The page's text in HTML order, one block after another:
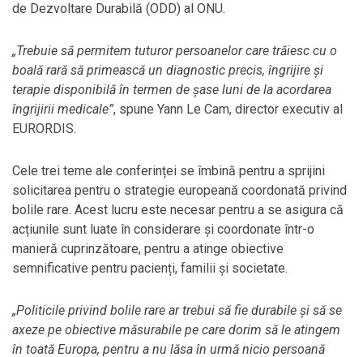
de Dezvoltare Durabilă (ODD) al ONU.
„Trebuie să permitem tuturor persoanelor care trăiesc cu o
boală rară să primească un diagnostic precis, îngrijire și
terapie disponibilă în termen de șase luni de la acordarea
îngrijirii medicale”, spune Yann Le Cam, director executiv al
EURORDIS.
Cele trei teme ale conferinței se îmbină pentru a sprijini
solicitarea pentru o strategie europeană coordonată privind
bolile rare. Acest lucru este necesar pentru a se asigura că
acțiunile sunt luate în considerare și coordonate într-o
manieră cuprinzătoare, pentru a atinge obiective
semnificative pentru pacienți, familii și societate.
„Politicile privind bolile rare ar trebui să fie durabile și să se
axeze pe obiective măsurabile pe care dorim să le atingem
în toată Europa, pentru a nu lăsa în urmă nicio persoană